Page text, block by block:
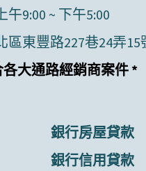
午9:00 ~ 下午5:00
區東豐路227巷24弄15
各大通路經銷商案件 *
銀行房屋貸款
銀行信用貸款